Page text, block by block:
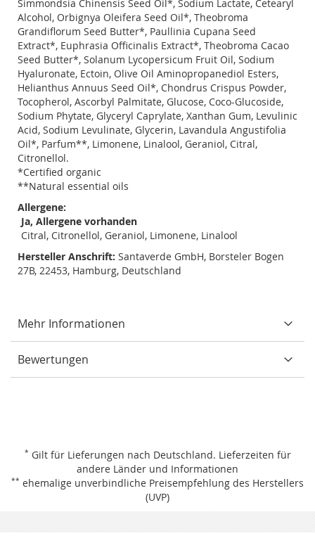
Simmondsia Chinensis Seed Oil*, Sodium Lactate, Cetearyl
Alcohol, Orbignya Oleifera Seed Oil*, Theobroma
Grandiflorum Seed Butter*, Paullinia Cupana Seed
Extract*, Euphrasia Officinalis Extract*, Theobroma Cacao
Seed Butter*, Solanum Lycopersicum Fruit Oil, Sodium
Hyaluronate, Ectoin, Olive Oil Aminopropanediol Esters,
Helianthus Annuus Seed Oil*, Chondrus Crispus Powder,
Tocopherol, Ascorbyl Palmitate, Glucose, Coco-Glucoside,
Sodium Phytate, Glyceryl Caprylate, Xanthan Gum, Levulinic
Acid, Sodium Levulinate, Glycerin, Lavandula Angustifolia
Oil*, Parfum**, Limonene, Linalool, Geraniol, Citral,
Citronellol.
*Certified organic
**Natural essential oils
Allergene:
Ja, Allergene vorhanden
Citral, Citronellol, Geraniol, Limonene, Linalool
Hersteller Anschrift: Santaverde GmbH, Borsteler Bogen
27B, 22453, Hamburg, Deutschland
Mehr Informationen
Bewertungen
* Gilt für Lieferungen nach Deutschland. Lieferzeiten für
andere Länder und Informationen
** ehemalige unverbindliche Preisempfehlung des Herstellers
(UVP)